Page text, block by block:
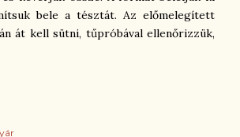
bele a tésztát. Az előmelegített
át kell sütni, tűpróbával ellenőrizzük,